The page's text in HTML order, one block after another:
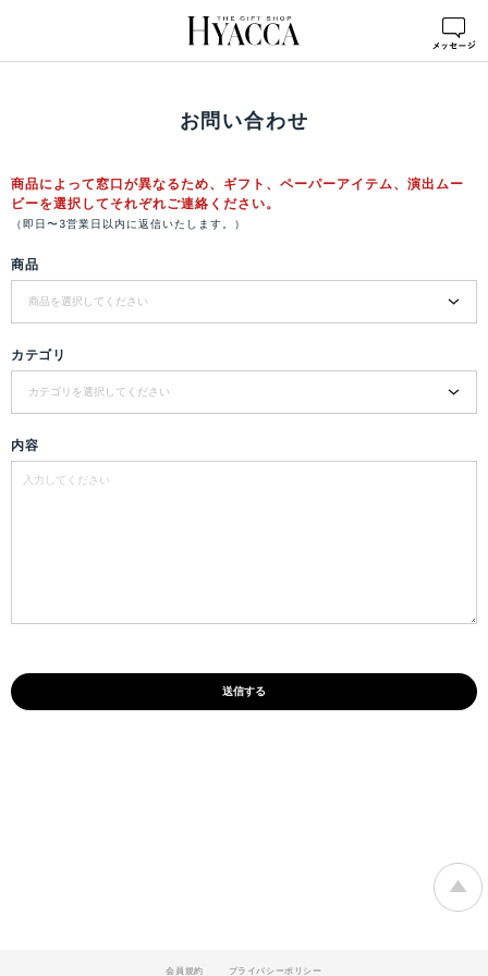
お問い合わせ
お問い合わせ
商品によって窓口が異なるため、ギフト、ペーパーアイテム、演出ムー
ビーを選択してそれぞれご連絡ください。
（即日〜3営業日以内に返信いたします。）
商品
カテゴリ
内容
会員規約 プライバシーポリシー